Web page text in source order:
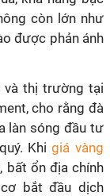
còn lớn như
được phản ánh
và thị trường tại
cho rằng đà
làn sóng đầu tư
Khi giá vàng
bất ổn địa chính
bắt đầu dịch